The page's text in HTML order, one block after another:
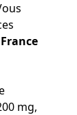
mg,